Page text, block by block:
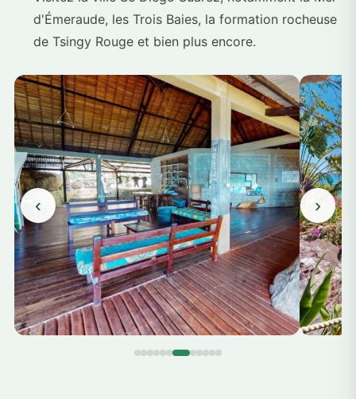
d'Émeraude, les Trois Baies, la formation rocheuse
de Tsingy Rouge et bien plus encore.
‹ ›